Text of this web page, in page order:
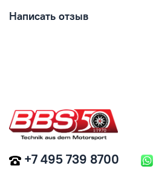
Написать отзыв
+7 495 739 8700